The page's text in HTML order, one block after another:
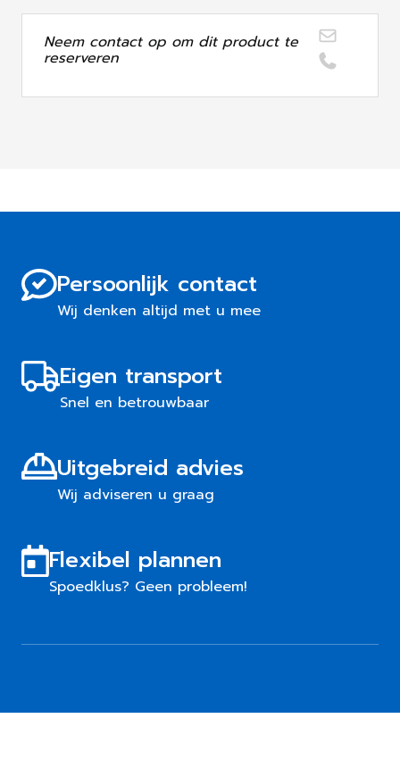
Neem contact op om dit product te
reserveren
Persoonlijk contact
Wij denken altijd met u mee
Eigen transport
Snel en betrouwbaar
Uitgebreid advies
Wij adviseren u graag
Flexibel plannen
Spoedklus? Geen probleem!